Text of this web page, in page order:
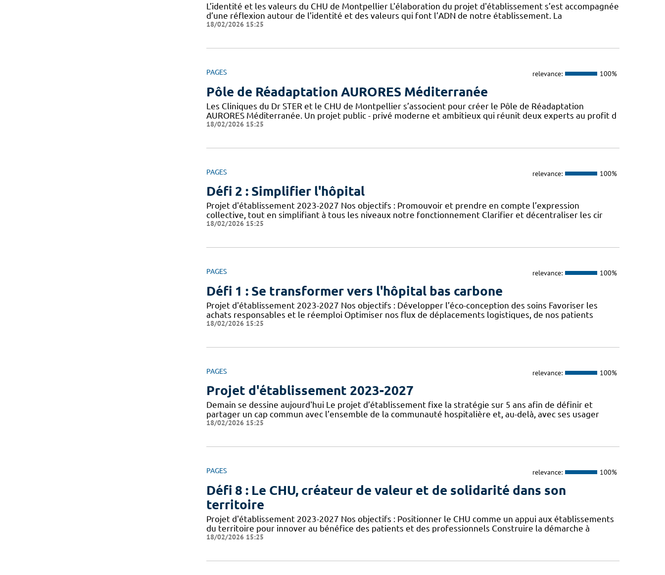
L’identité et les valeurs du CHU de Montpellier L'élaboration du projet d'établissement s’est accompagnée
d’une réflexion autour de l’identité et des valeurs qui font l’ADN de notre établissement. La
18/02/2026 15:25
PAGES relevance: 100%
Pôle de Réadaptation AURORES Méditerranée
Les Cliniques du Dr STER et le CHU de Montpellier s’associent pour créer le Pôle de Réadaptation
AURORES Méditerranée. Un projet public - privé moderne et ambitieux qui réunit deux experts au profit d
18/02/2026 15:25
PAGES relevance: 100%
Défi 2 : Simplifier l'hôpital
Projet d'établissement 2023-2027 Nos objectifs : Promouvoir et prendre en compte l’expression
collective, tout en simplifiant à tous les niveaux notre fonctionnement Clarifier et décentraliser les cir
18/02/2026 15:25
PAGES relevance: 100%
Défi 1 : Se transformer vers l'hôpital bas carbone
Projet d'établissement 2023-2027 Nos objectifs : Développer l’éco-conception des soins Favoriser les
achats responsables et le réemploi Optimiser nos flux de déplacements logistiques, de nos patients
18/02/2026 15:25
PAGES relevance: 100%
Projet d'établissement 2023-2027
Demain se dessine aujourd'hui Le projet d’établissement fixe la stratégie sur 5 ans afin de définir et
partager un cap commun avec l’ensemble de la communauté hospitalière et, au-delà, avec ses usager
18/02/2026 15:25
PAGES relevance: 100%
Défi 8 : Le CHU, créateur de valeur et de solidarité dans son
territoire
Projet d'établissement 2023-2027 Nos objectifs : Positionner le CHU comme un appui aux établissements
du territoire pour innover au bénéfice des patients et des professionnels Construire la démarche à
18/02/2026 15:25